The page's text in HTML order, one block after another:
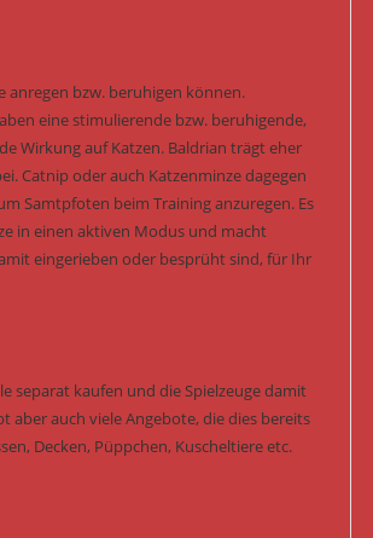
anregen bzw. beruhigen können.
eine stimulierende bzw. beruhigende,
Wirkung auf Katzen. Baldrian trägt eher
Catnip oder auch Katzenminze dagegen
Samtpfoten beim Training anzuregen. Es
in einen aktiven Modus und macht
eingerieben oder besprüht sind, für Ihr
separat kaufen und die Spielzeuge damit
aber auch viele Angebote, die dies bereits
Decken, Püppchen, Kuscheltiere etc.